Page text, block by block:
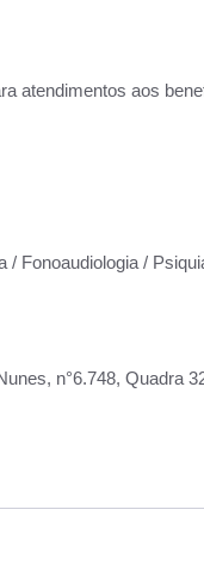
atendimentos aos
/ Fonoaudiologia /
n°6.748, Quadra